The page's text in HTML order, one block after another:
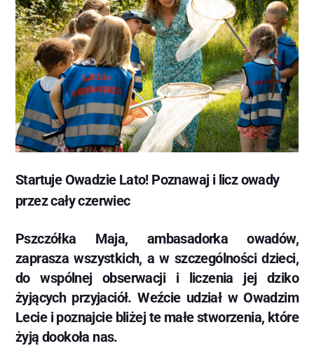
Startuje Owadzie Lato! Poznawaj i licz owady
przez cały czerwiec
Pszczółka Maja, ambasadorka owadów,
zaprasza wszystkich, a w szczególności dzieci,
do wspólnej obserwacji i liczenia jej dziko
żyjących przyjaciół. Weźcie udział w Owadzim
Lecie i poznajcie bliżej te małe stworzenia, które
żyją dookoła nas.